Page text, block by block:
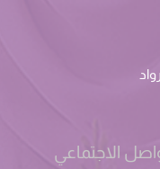
الاجتماعي